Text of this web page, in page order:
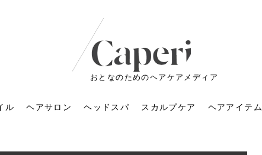
おとなのためのヘアケアメディア
ル ヘアサロン ヘッドスパ スカルプケア ヘアアイテム